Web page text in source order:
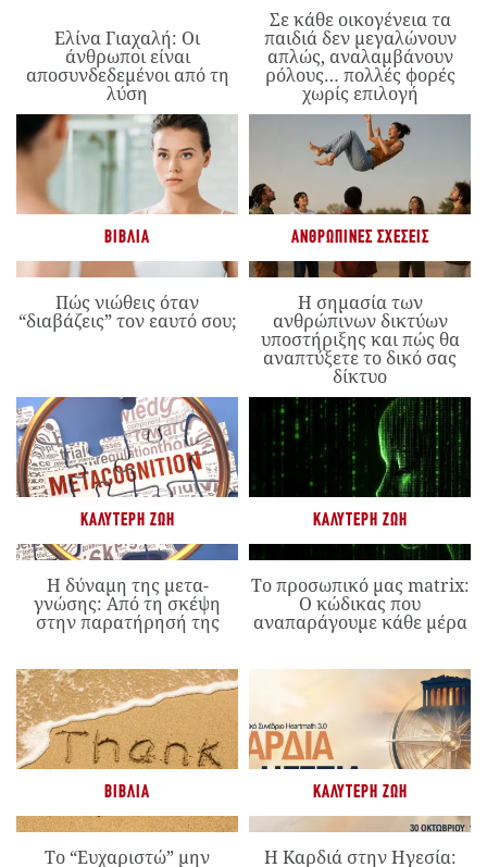
Ελίνα Γιαχαλή: Οι
άνθρωποι είναι
αποσυνδεδεμένοι από τη
λύση
Σε κάθε οικογένεια τα
παιδιά δεν μεγαλώνουν
απλώς, αναλαμβάνουν
ρόλους… πολλές φορές
χωρίς επιλογή
ΒΙΒΛΊΑ
Πώς νιώθεις όταν
“διαβάζεις” τον εαυτό σου;
ΑΝΘΡΏΠΙΝΕΣ ΣΧΈΣΕΙΣ
Η σημασία των
ανθρώπινων δικτύων
υποστήριξης και πώς θα
αναπτύξετε το δικό σας
δίκτυο
ΚΑΛΎΤΕΡΗ ΖΩΉ
Η δύναμη της μετα-
γνώσης: Από τη σκέψη
στην παρατήρησή της
ΚΑΛΎΤΕΡΗ ΖΩΉ
Το προσωπικό μας matrix:
Ο κώδικας που
αναπαράγουμε κάθε μέρα
ΒΙΒΛΊΑ
Το “Ευχαριστώ” μην
ΚΑΛΎΤΕΡΗ ΖΩΉ
Η Καρδιά στην Ηγεσία: